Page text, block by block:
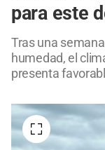
para este
Tras una
humedad, el
presenta